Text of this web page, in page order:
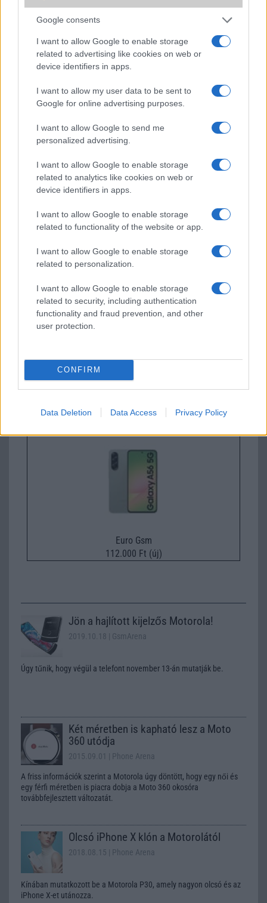
Google consents
I want to allow Google to enable storage
related to advertising like cookies on web or
device identifiers in apps.
I want to allow my user data to be sent to
Google for online advertising purposes.
I want to allow Google to send me
personalized advertising.
I want to allow Google to enable storage
related to analytics like cookies on web or
device identifiers in apps.
I want to allow Google to enable storage
related to functionality of the website or app.
I want to allow Google to enable storage
related to personalization.
I want to allow Google to enable storage
related to security, including authentication
functionality and fraud prevention, and other
user protection.
CONFIRM
Data Deletion Data Access Privacy Policy
Apple iPhone 15 Pro Max
Nyugati GSM
Apple iPhone 17 Pro
Nyugati GSM
Euro Gsm
112.000 Ft (új)
Jön a hajlított kijelzős Motorola!
2019.10.18 | GsmArena
Úgy tűnik, hogy végül a telefont november 13-án mutatják be.
Két méretben is kapható lesz a Moto
360 utódja
2015.09.01 | Phone Arena
A friss információk szerint a Motorola úgy döntött, hogy egy női és
egy férfi méretben is piacra dobja a Moto 360 okosóra
továbbfejlesztett változatát.
Olcsó iPhone X klón a Motorolától
2018.08.15 | Phone Arena
Kínában mutatkozott be a Motorola P30, amely nagyon olcsó és az
iPhone X-et utánozza.